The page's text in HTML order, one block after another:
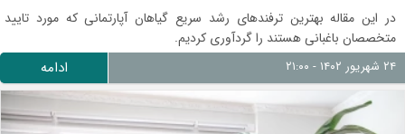
در این مقاله بهترین ترفندهای رشد سریع گیاهان آپارتمانی که مورد تایید
متخصصان باغبانی هستند را گردآوری کردیم.
۲۴ شهریور ۱۴۰۲ - ۲۱:۰۰ ادامه